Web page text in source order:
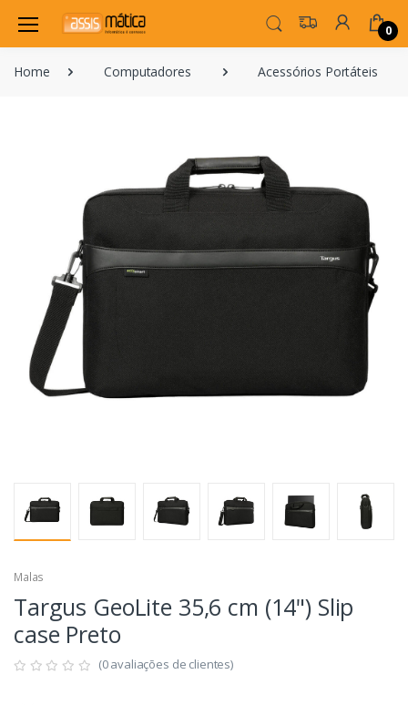
0
Home Computadores Acessórios Portáteis
Malas
Targus GeoLite 35,6 cm (14") Slip
case Preto
(0 avaliações de clientes)